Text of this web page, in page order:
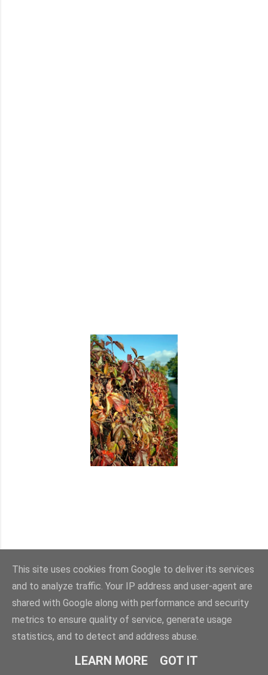
This site uses cookies from Google to deliver its services
and to analyze traffic. Your IP address and user-agent are
shared with Google along with performance and security
metrics to ensure quality of service, generate usage
statistics, and to detect and address abuse.
LEARN MORE GOT IT